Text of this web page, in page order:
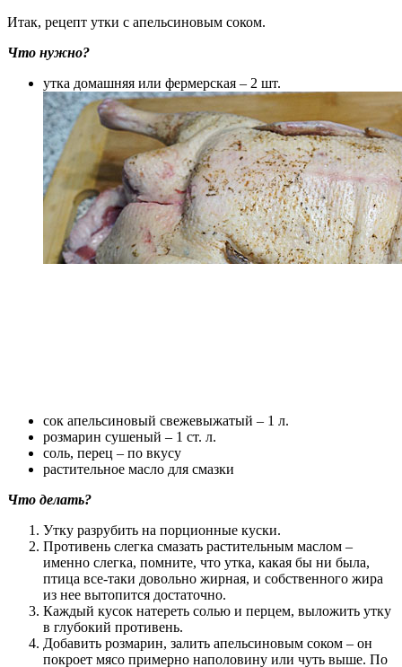
Итак, рецепт утки с апельсиновым соком.
Что нужно?
утка домашняя или фермерская – 2 шт.
сок апельсиновый свежевыжатый – 1 л.
розмарин сушеный – 1 ст. л.
соль, перец – по вкусу
растительное масло для смазки
Что делать?
Утку разрубить на порционные куски.
Противень слегка смазать растительным маслом –
именно слегка, помните, что утка, какая бы ни была,
птица все-таки довольно жирная, и собственного жира
из нее вытопится достаточно.
Каждый кусок натереть солью и перцем, выложить утку
в глубокий противень.
Добавить розмарин, залить апельсиновым соком – он
покроет мясо примерно наполовину или чуть выше. По